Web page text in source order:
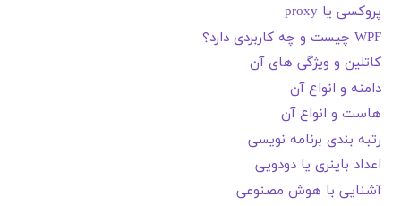
پروکسی یا proxy
WPF چیست و چه کاربردی دارد؟
کاتلین و ویژگی های آن
دامنه و انواع آن
هاست و انواع آن
رتبه بندی برنامه نویسی
اعداد باینری یا دودویی
آشنایی با هوش مصنوعی